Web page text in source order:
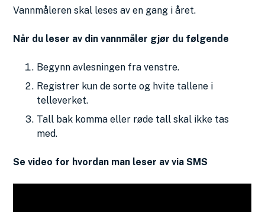
Vannmåleren skal leses av en gang i året.
Når du leser av din vannmåler gjør du følgende
Begynn avlesningen fra venstre.
Registrer kun de sorte og hvite tallene i
telleverket.
Tall bak komma eller røde tall skal ikke tas
med.
Se video for hvordan man leser av via SMS